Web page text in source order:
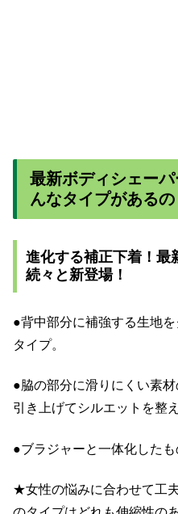
最新ボディシェー
んなタイプがあるの
進化する補正下着！最
続々と新登場！
●背中部分に補強する生地
タイプ。
●脇の部分に滑りにくい素
引き上げてシルエットを整
●ブラジャーと一体化したも
★女性の悩みに合わせて工